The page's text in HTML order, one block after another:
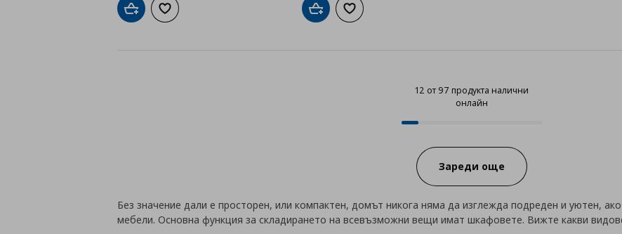
Добави в кошницата
Добави към списъка с любими Добави в кошницата
Добави към списъка с любими
12 от 97 продукта налични
онлайн
12 от 97 продукта налични
Progress:
Зареди още
Без значение дали е просторен, или компактен, домът никога няма да изглежда подреден и уютен,
мебели. Основна функция за складирането на всевъзможни вещи имат шкафовете. Вижте какви